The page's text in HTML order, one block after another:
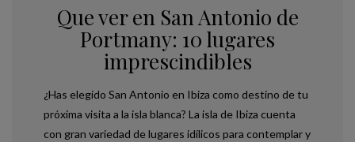
Que ver en San Antonio de
Portmany: 10 lugares
imprescindibles
¿Has elegido San Antonio en Ibiza como destino de tu
próxima visita a la isla blanca? La isla de Ibiza cuenta
con gran variedad de lugares idílicos para contemplar y